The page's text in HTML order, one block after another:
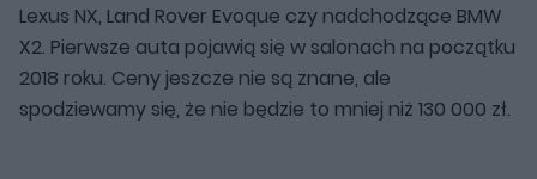
Lexus NX, Land Rover Evoque czy nadchodzące BMW
X2. Pierwsze auta pojawią się w salonach na początku
2018 roku. Ceny jeszcze nie są znane, ale
spodziewamy się, że nie będzie to mniej niż 130 000 zł.